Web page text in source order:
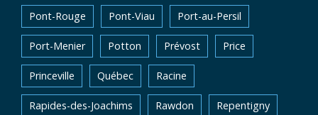
Pont-Rouge Pont-Viau Port-au-Persil
Port-Menier Potton Prévost Price
Princeville Québec Racine
Rapides-des-Joachims Rawdon Repentigny